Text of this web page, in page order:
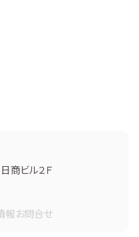
商ビル２Ｆ
報お問合せ